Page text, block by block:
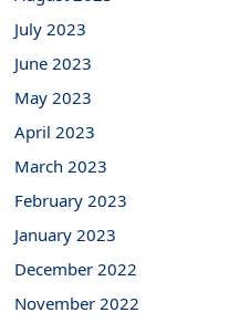
July 2023
June 2023
May 2023
April 2023
March 2023
February 2023
January 2023
December 2022
November 2022